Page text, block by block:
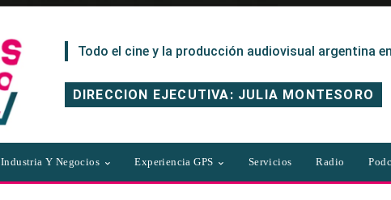
Todo el cine y la producción audiovisual argentina
DIRECCION EJECUTIVA: JULIA MONTESORO
Industria Y Negocios Experiencia GPS Servicios Radio